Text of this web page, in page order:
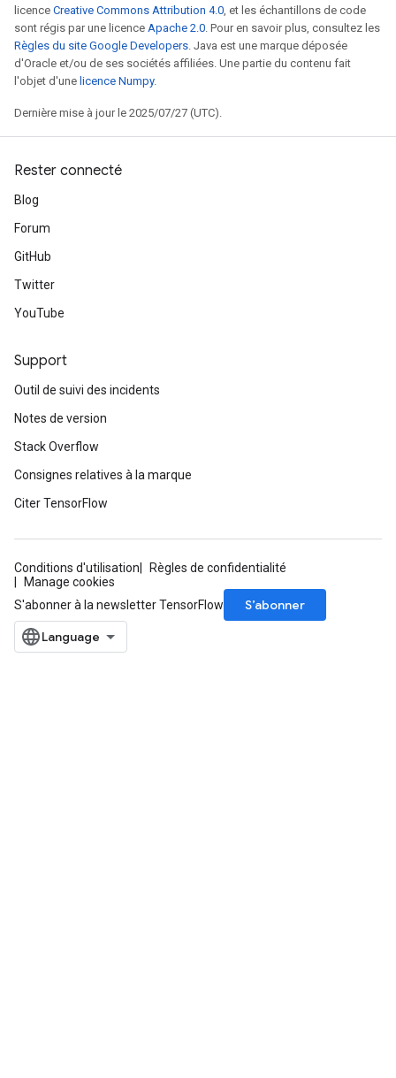
licence Creative Commons Attribution 4.0, et les échantillons de code
sont régis par une licence Apache 2.0. Pour en savoir plus, consultez les
Règles du site Google Developers. Java est une marque déposée
d'Oracle et/ou de ses sociétés affiliées. Une partie du contenu fait
l'objet d'une licence Numpy.
Dernière mise à jour le 2025/07/27 (UTC).
Rester connecté
Blog
Forum
GitHub
Twitter
YouTube
Support
Outil de suivi des incidents
Notes de version
Stack Overflow
Consignes relatives à la marque
Citer TensorFlow
Conditions d'utilisation
Règles de confidentialité
Manage cookies
S'abonner à la newsletter TensorFlow
S’abonner